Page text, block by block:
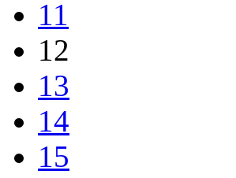
11
12
13
14
15